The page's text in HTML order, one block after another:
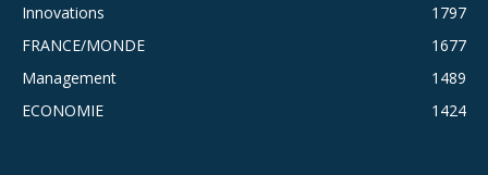
Innovations
1797
FRANCE/MONDE
1677
Management
1489
ECONOMIE
1424